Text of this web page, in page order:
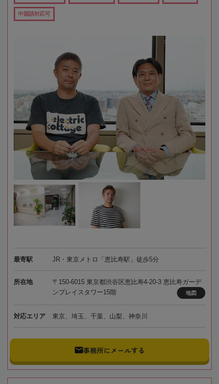
中国語対応可
最寄駅 JR・東京メトロ「恵比寿駅」徒歩5分
所在地
〒150-6015 東京都渋谷区恵比寿4-20-3 恵比寿ガーデ
ンプレイスタワー15階
地図
対応エリア 東京、埼玉、千葉、山梨、神奈川
事務所にメールする